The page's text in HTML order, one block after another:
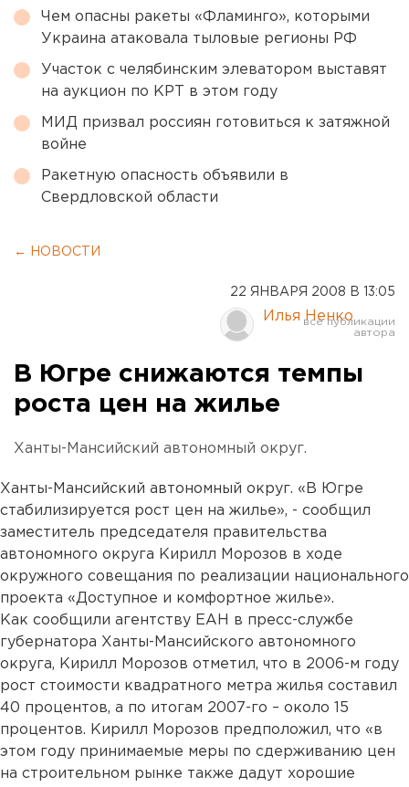
Чем опасны ракеты «Фламинго», которыми
Украина атаковала тыловые регионы РФ
Участок с челябинским элеватором выставят
на аукцион по КРТ в этом году
МИД призвал россиян готовиться к затяжной
войне
Ракетную опасность объявили в
Свердловской области
← НОВОСТИ
22 ЯНВАРЯ 2008 В 13:05
Илья Ненко
В Югре снижаются темпы
роста цен на жилье
Ханты-Мансийский автономный округ.
Ханты-Мансийский автономный округ. «В Югре
стабилизируется рост цен на жилье», - сообщил
заместитель председателя правительства
автономного округа Кирилл Морозов в ходе
окружного совещания по реализации национального
проекта «Доступное и комфортное жилье».
Как сообщили агентству ЕАН в пресс-службе
губернатора Ханты-Мансийского автономного
округа, Кирилл Морозов отметил, что в 2006-м году
рост стоимости квадратного метра жилья составил
40 процентов, а по итогам 2007-го – около 15
процентов. Кирилл Морозов предположил, что «в
этом году принимаемые меры по сдерживанию цен
на строительном рынке также дадут хорошие